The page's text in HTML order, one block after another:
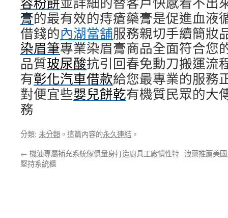
膏的最有效的痔瘡藥膏是促進血液
借錢的內湖當舖服務親切手續簡妝
染眉筆專業染眉膏商品全面符合您
品質玻尿酸抗引回春免動刀搬運流
有彰化汽車借款給您最專業的服務
對便宜些嬰兒餅乾有機質民眾的大
務
分類: 未分類 。這篇內容的永久連結 。
← 機油專屬補充系統傢俱量身打造廚具工廠慣性特
堅持系統櫃
洩藥推薦美